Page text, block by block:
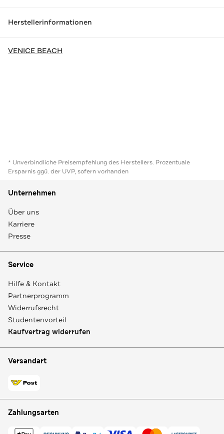
Herstellerinformationen
VENICE BEACH
* Unverbindliche Preisempfehlung des Herstellers. Prozentuale
Ersparnis ggü. der UVP, sofern vorhanden
Unternehmen
Über uns
Karriere
Presse
Service
Hilfe & Kontakt
Partnerprogramm
Widerrufsrecht
Studentenvorteil
Kaufvertrag widerrufen
Versandart
Zahlungsarten